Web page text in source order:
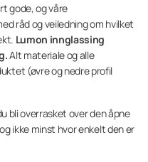
gode, og våre
råd og veiledning om hvilket
Lumon innglassing
Alt materiale og alle
(øvre og nedre profil
bli overrasket over den åpne
ikke minst hvor enkelt den er